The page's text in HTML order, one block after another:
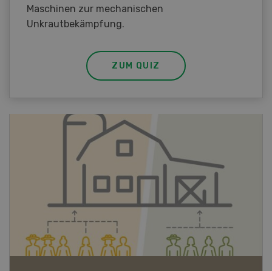
Maschinen zur mechanischen
Unkrautbekämpfung.
ZUM QUIZ